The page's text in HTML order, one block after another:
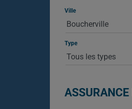
Ville
Type